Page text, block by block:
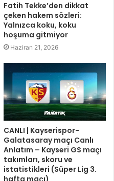
Fatih Tekke’den dikkat
çeken hakem sözleri:
Yalnızca koku, koku
hoşuma gitmiyor
Haziran 21, 2026
CANLI | Kayserispor-
Galatasaray maçı Canlı
Anlatım – Kayseri GS maçı
takımları, skoru ve
istatistikleri (Süper Lig 3.